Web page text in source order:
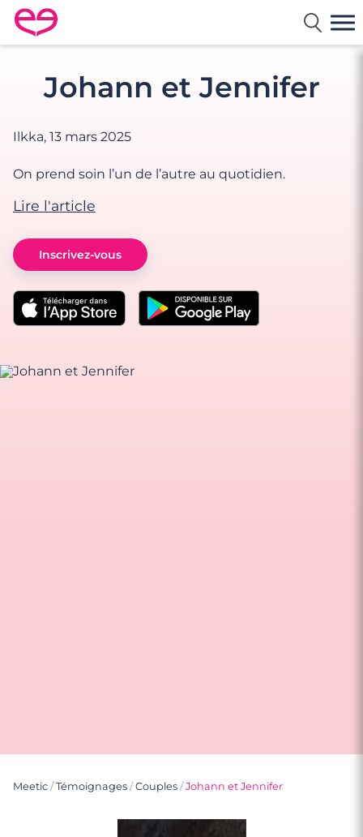
Rencontre en France avec Meetic
Johann et Jennifer
Ilkka, 13 mars 2025
On prend soin l’un de l’autre au quotidien.
Lire l'article
Inscrivez-vous
Meetic /Témoignages /Couples /Johann et Jennifer